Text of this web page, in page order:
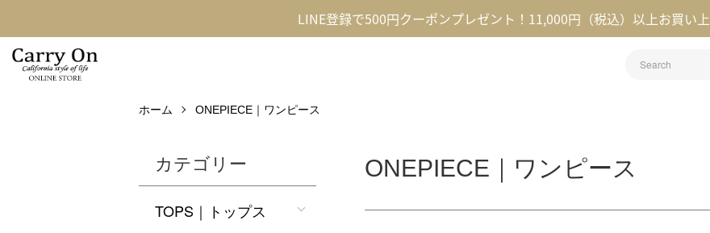
LINE登録で500円クーポンプレゼント！11,000円（税込）以上お買い
ホーム ONEPIECE｜ワンピース
ONEPIECE｜ワンピース
カテゴリー
TOPS｜トップス